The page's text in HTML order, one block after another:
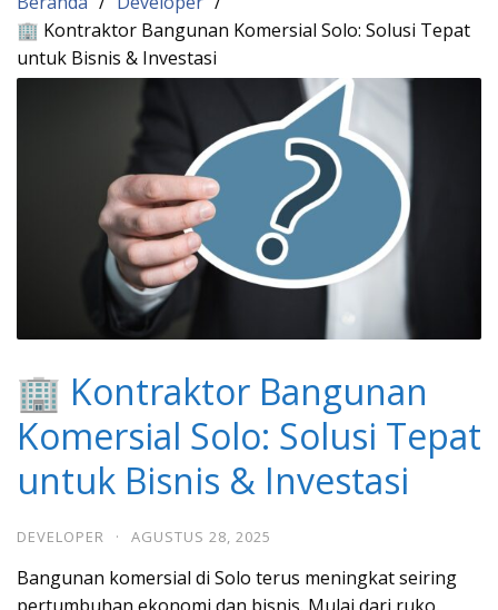
🏢 Kontraktor Bangunan Komersial Solo: Solusi Tepat
untuk Bisnis & Investasi
🏢 Kontraktor Bangunan
Komersial Solo: Solusi Tepat
untuk Bisnis & Investasi
DEVELOPER · AGUSTUS 28, 2025
Bangunan komersial di Solo terus meningkat seiring